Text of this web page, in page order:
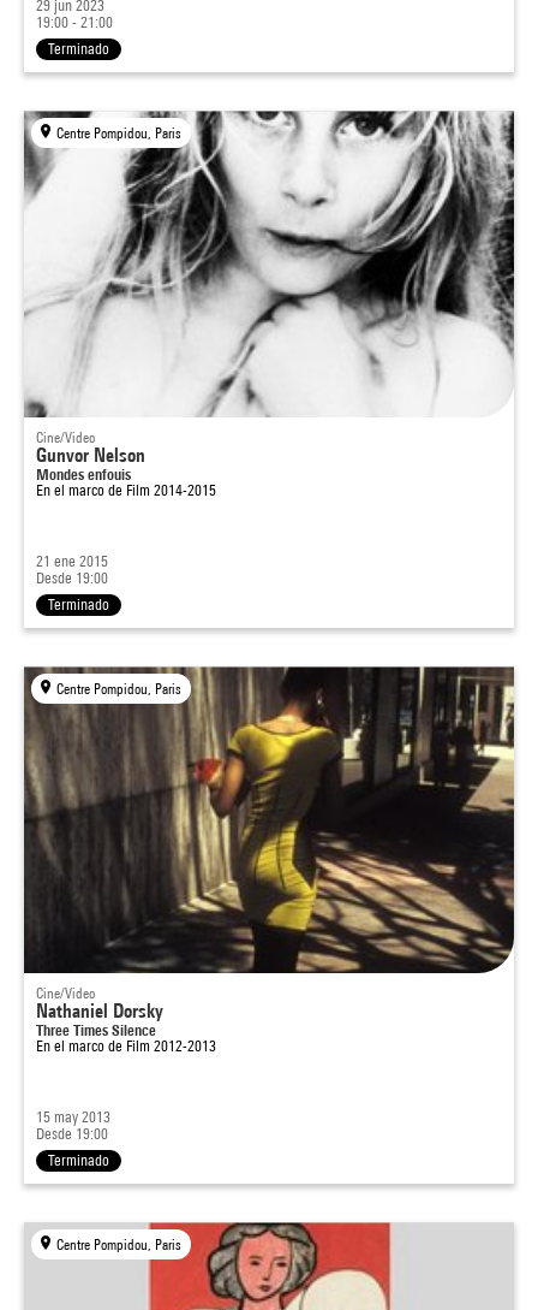
29 jun 2023
19:00 - 21:00
Terminado
Centre Pompidou, Paris
Cine/Video
Gunvor Nelson
Mondes enfouis
En el marco de Film 2014-2015
21 ene 2015
Desde 19:00
Terminado
Centre Pompidou, Paris
Cine/Video
Nathaniel Dorsky
Three Times Silence
En el marco de Film 2012-2013
15 may 2013
Desde 19:00
Terminado
Centre Pompidou, Paris